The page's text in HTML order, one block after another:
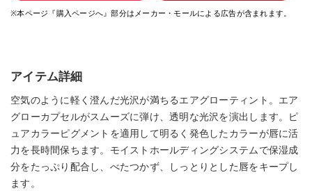
※本ページ『購入ページへ』部分はメーカー・モールによる広告が含まれます。
アイテム詳細
空気のように軽く澄んだ光沢が満ちるエアグローティント。エア
グローカプセルがスムーズに弾け、透明な光沢を演出します。ピ
ュアカラーピグメントを適用して明るく発色したカラーが唇に活
力を長時間保ちます。モイストホールディングシステムで保湿成
分をたっぷり配合し、べたつかず、しっとりとした唇をキープし
ます。